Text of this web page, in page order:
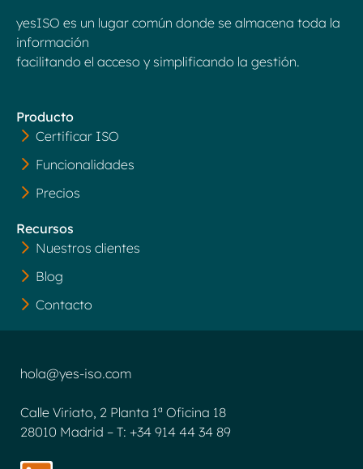
yesISO es un lugar común donde se almacena toda la
información
facilitando el acceso y simplificando la gestión.
Producto
Certificar ISO
Funcionalidades
Precios
Recursos
Nuestros clientes
Blog
Contacto
hola@yes-iso.com
Calle Viriato, 2 Planta 1ª Oficina 18
28010 Madrid – T: +34 914 44 34 89